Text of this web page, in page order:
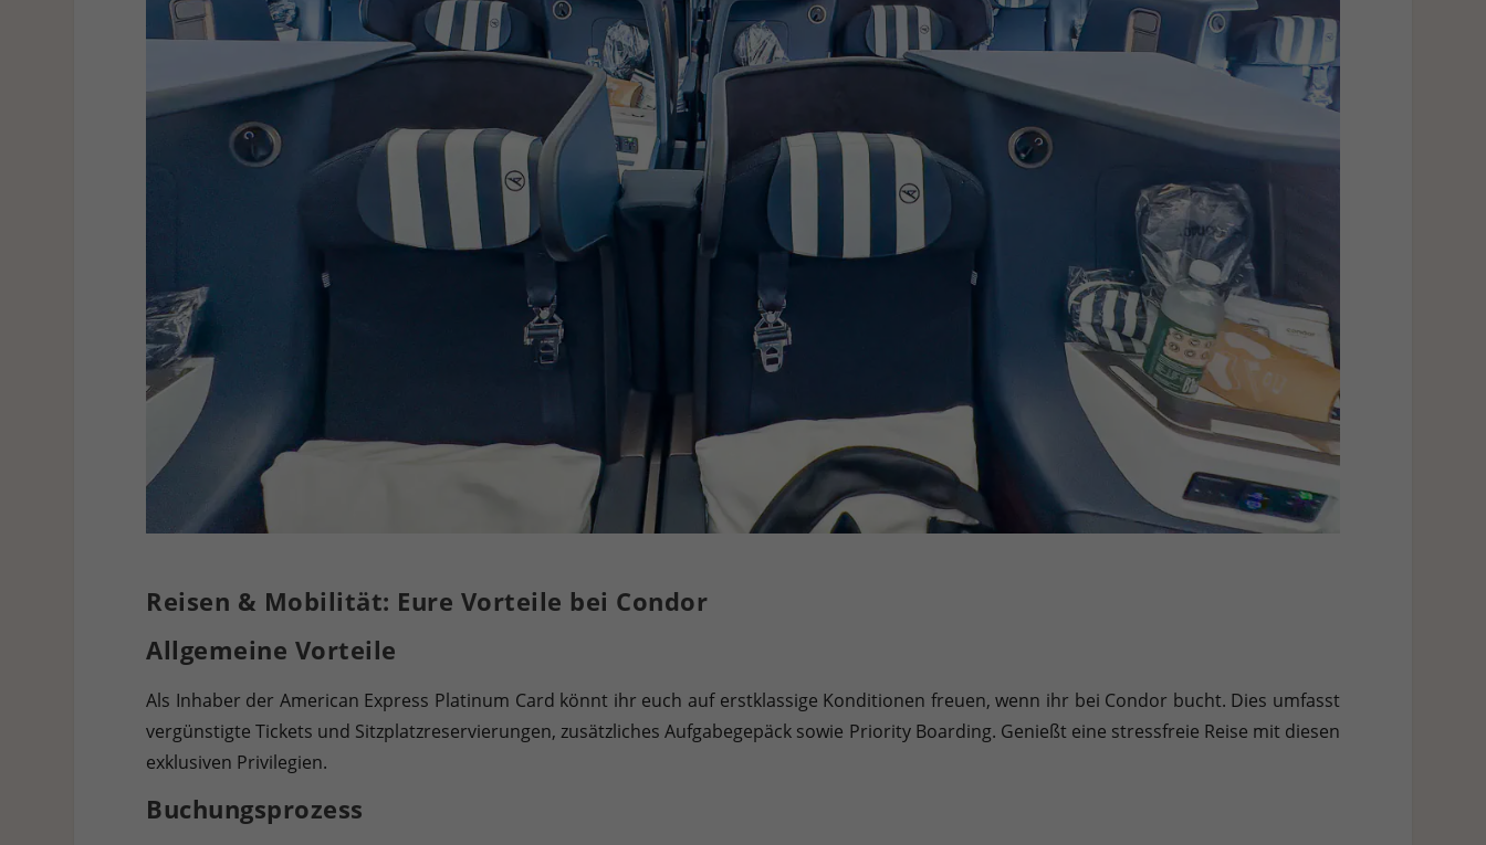
Reisen & Mobilität: Eure Vorteile bei Condor
Allgemeine Vorteile
Als Inhaber der American Express Platinum Card könnt ihr euch auf erstklassige Konditionen freuen, wenn ihr bei Condor bucht. Dies umfasst
vergünstigte Tickets und Sitzplatzreservierungen, zusätzliches Aufgabegepäck sowie Priority Boarding. Genießt eine stressfreie Reise mit diesen
exklusiven Privilegien.
Buchungsprozess